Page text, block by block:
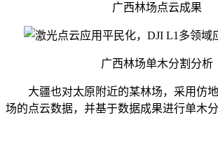
广西林场点云成果
广西林场单木分割分析
大疆也对太原附近的某林场，采用仿地
场的点云数据，并基于数据成果进行单木分